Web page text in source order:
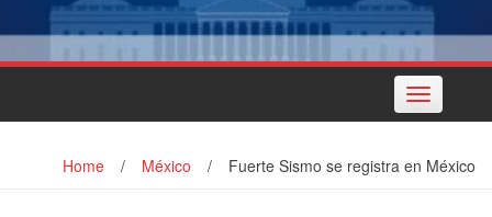
Toggle
navigation
Home / México / Fuerte Sismo se registra en México